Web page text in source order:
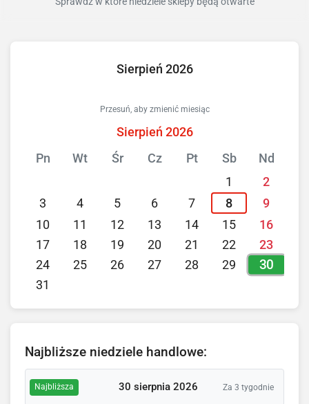
Sierpień 2026
Przesuń, aby zmienić miesiąc
Sierpień 2026
Pn
Wt Śr Cz Pt Sb
Nd
1
2
3
4 5 6 7 8
9
10
11 12 13 14 15
16
17
18 19 20 21 22
23
24
25 26 27 28 29 30
31
Najbliższe niedziele handlowe:
Najbliższa 30 sierpnia 2026 Za 3 tygodnie